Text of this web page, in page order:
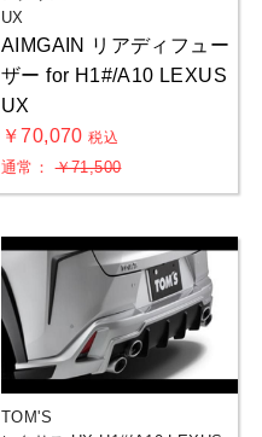
UX
AIMGAIN リアディフュー
ザー for H1#/A10 LEXUS
UX
￥70,070税込
通常：￥71,500
TOM'S